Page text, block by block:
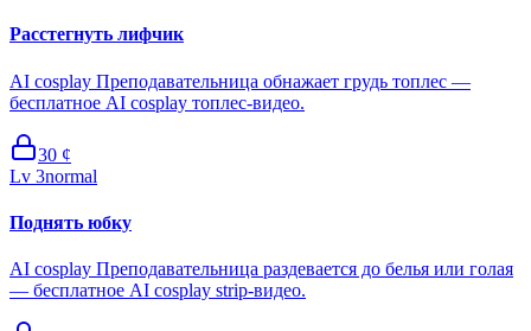
Расстегнуть лифчик
AI cosplay Преподавательница обнажает грудь топлес —
бесплатное AI cosplay топлес-видео.
30 ¢
Lv 3normal
Поднять юбку
AI cosplay Преподавательница раздевается до белья или голая
— бесплатное AI cosplay strip-видео.